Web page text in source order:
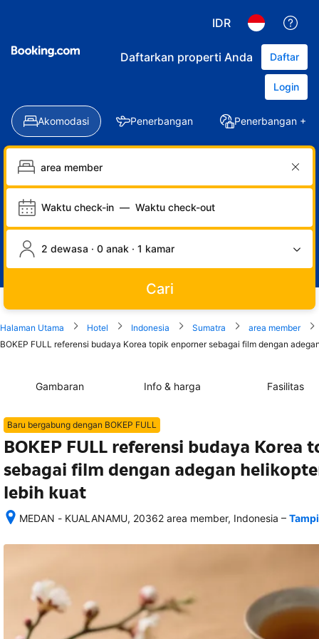
IDR
Daftarkan properti Anda Daftar
Login
Akomodasi Penerbangan Penerbangan +
Waktu check-in — Waktu check-out
2 dewasa · 0 anak · 1 kamar
Cari
Halaman Utama Hotel Indonesia Sumatra
area member
BOKEP FULL referensi budaya Korea topik enporner sebagai film dengan
Gambaran Info & harga Fasilitas
Baru bergabung dengan BOKEP FULL
BOKEP FULL referensi budaya Korea
sebagai film dengan adegan
lebih kuat
MEDAN - KUALANAMU, 20362 area member, Indonesia
memesan,
akomodasi
termasuk
nomor
telepon
–